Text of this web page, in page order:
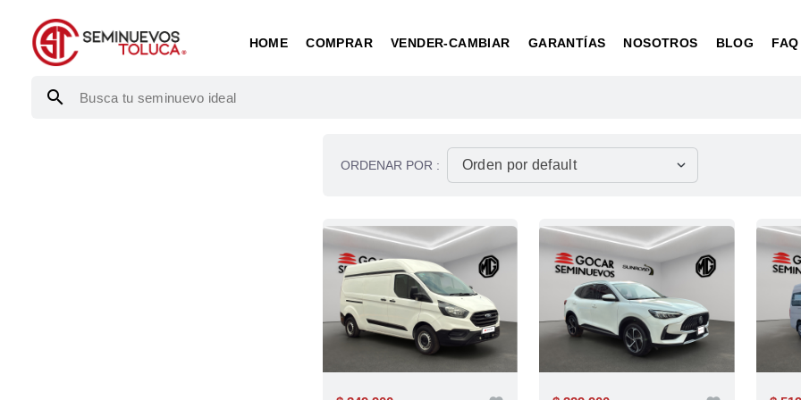
HOME COMPRAR VENDER-CAMBIAR GARANTÍAS NOSOTROS BLOG FAQ
search
ORDENAR POR :